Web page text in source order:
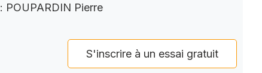
: POUPARDIN Pierre
S'inscrire à un essai gratuit